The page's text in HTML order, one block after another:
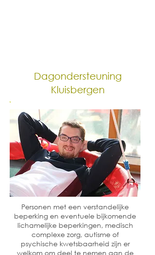
Dagondersteuning
Kluisbergen
Personen met een verstandelijke
beperking en eventuele bijkomende
lichamelijke beperkingen, medisch
complexe zorg, autisme of
psychische kwetsbaarheid zijn er
welkom om deel te nemen aan de